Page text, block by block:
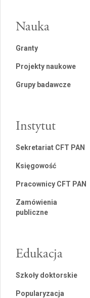
Nauka
Granty
Projekty naukowe
Grupy badawcze
Instytut
Sekretariat CFT PAN
Księgowość
Pracownicy CFT PAN
Zamówienia
publiczne
Edukacja
Szkoły doktorskie
Popularyzacja